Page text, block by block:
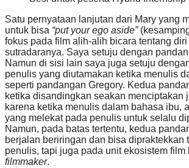
Satu pernyataan lanjutan dari Mary yang
untuk bisa “put your ego aside”
fokus pada film alih-alih bicara tentang
sutradaranya. Saya setuju dengan
Namun di sisi lain saya juga setuju
penulis yang diutamakan ketika menulis
seperti pandangan Gregory. Kedua
ketika disandingkan seakan menciptakan
karena ketika menulis dalam bahasa ibu,
yang melekat pada penulis untuk selalu
Namun, pada batas tertentu, kedua
berjalan beriringan dan bisa dipraktekkan
penulis, tapi juga pada unit ekosistem film
filmmaker.